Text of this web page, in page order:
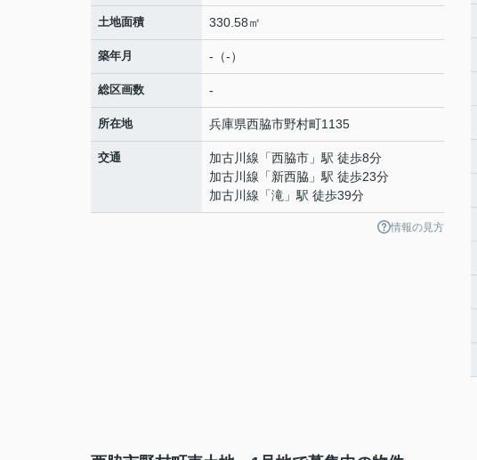
土地面積 330.58㎡
築年月 -（-）
総区画数 -
所在地 兵庫県西脇市野村町1135
交通 加古川線 「西脇市 」駅 徒歩8分
加古川線 「新西脇 」駅 徒歩23分
加古川線 「滝 」駅 徒歩39分
情報の見方